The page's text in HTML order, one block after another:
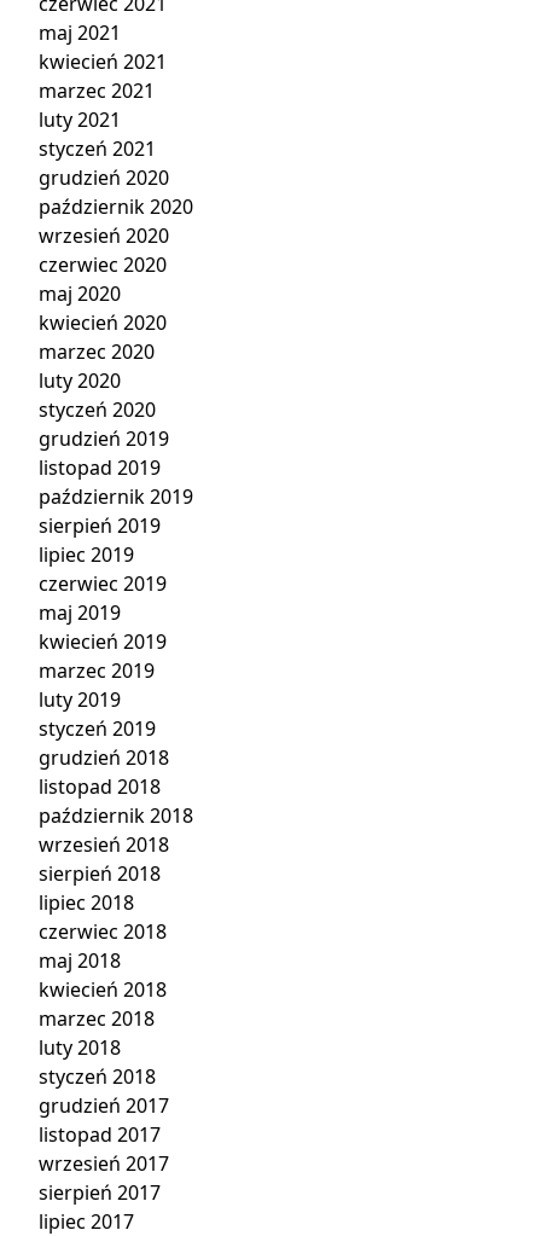
maj 2021
kwiecień 2021
marzec 2021
luty 2021
styczeń 2021
grudzień 2020
październik 2020
wrzesień 2020
czerwiec 2020
maj 2020
kwiecień 2020
marzec 2020
luty 2020
styczeń 2020
grudzień 2019
listopad 2019
październik 2019
sierpień 2019
lipiec 2019
czerwiec 2019
maj 2019
kwiecień 2019
marzec 2019
luty 2019
styczeń 2019
grudzień 2018
listopad 2018
październik 2018
wrzesień 2018
sierpień 2018
lipiec 2018
czerwiec 2018
maj 2018
kwiecień 2018
marzec 2018
luty 2018
styczeń 2018
grudzień 2017
listopad 2017
wrzesień 2017
sierpień 2017
lipiec 2017